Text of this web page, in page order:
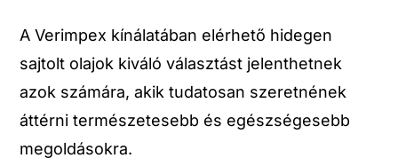
A Verimpex kínálatában elérhető hidegen
sajtolt olajok kiváló választást jelenthetnek
azok számára, akik tudatosan szeretnének
áttérni természetesebb és egészségesebb
megoldásokra.